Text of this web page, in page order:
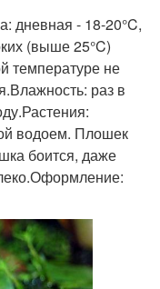
дневная - 18-20°C,
(выше 25°C)
температуре не
раз в
водоем. Плошек
боится, даже